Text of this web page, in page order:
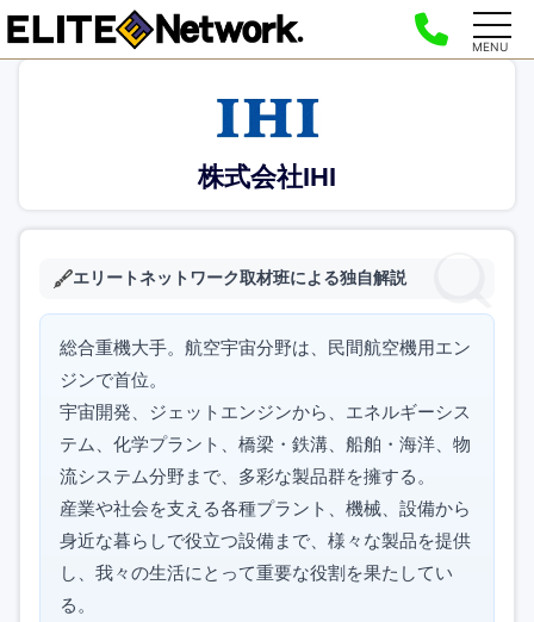
MENU
株式会社IHI
エリートネットワーク取材班による独自解説
総合重機大手。航空宇宙分野は、民間航空機用エン
ジンで首位。
宇宙開発、ジェットエンジンから、エネルギーシス
テム、化学プラント、橋梁・鉄溝、船舶・海洋、物
流システム分野まで、多彩な製品群を擁する。
産業や社会を支える各種プラント、機械、設備から
身近な暮らしで役立つ設備まで、様々な製品を提供
し、我々の生活にとって重要な役割を果たしてい
る。